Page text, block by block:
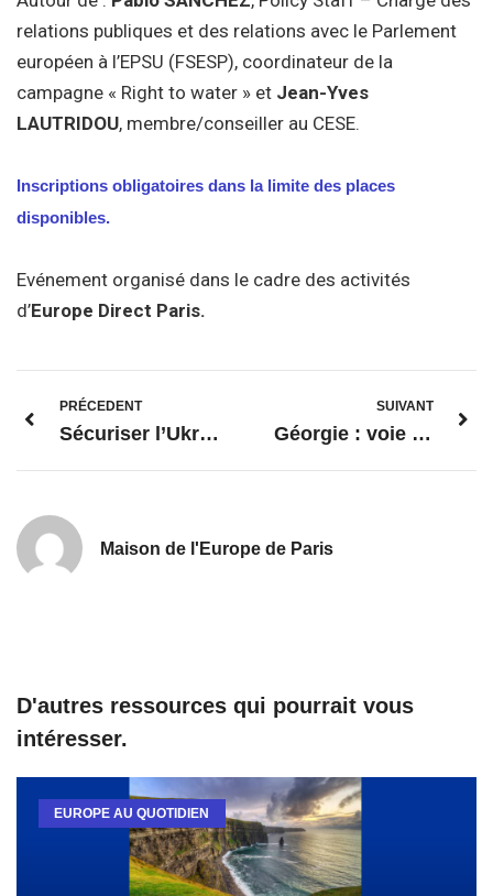
relations publiques et des relations avec le Parlement
européen à l’EPSU (FSESP), coordinateur de la
campagne « Right to water » et Jean-Yves
LAUTRIDOU, membre/conseiller au CESE.
Inscriptions obligatoires dans la limite des places
disponibles.
Evénement organisé dans le cadre des activités
d’Europe Direct Paris.
PRÉCEDENT
Sécuriser l’Ukraine, sécuriser l’Europe : solidarité et sécurité euro-atlantique pour l’Ukraine
SUIVANT
Géorgie : voie européenne et enjeux géopolitiques
Maison de l'Europe de Paris
D'autres ressources qui pourrait vous
intéresser.
EUROPE AU QUOTIDIEN